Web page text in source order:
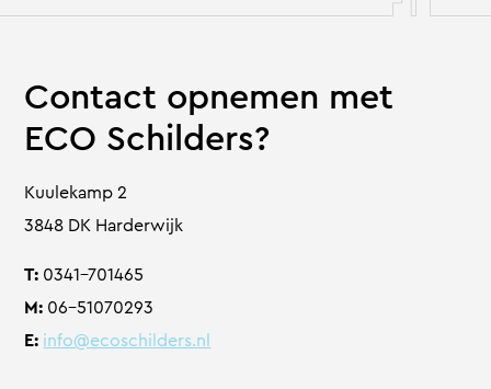
Contact opnemen met
ECO Schilders?
Kuulekamp 2
3848 DK Harderwijk
T: 0341-701465
M: 06-51070293
E: info@ecoschilders.nl